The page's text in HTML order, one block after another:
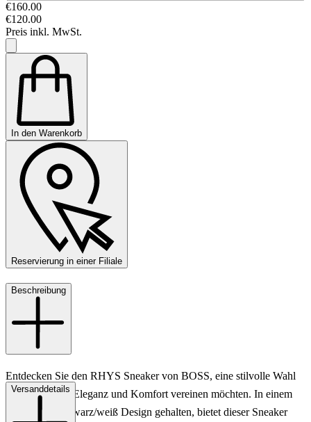
€160.00
€120.00
Preis inkl. MwSt.
In den Warenkorb
Reservierung in einer Filiale
Beschreibung
Entdecken Sie den RHYS Sneaker von BOSS, eine stilvolle Wahl
für Herren, die Eleganz und Komfort vereinen möchten. In einem
klassischen schwarz/weiß Design gehalten, bietet dieser Sneaker
Versanddetails